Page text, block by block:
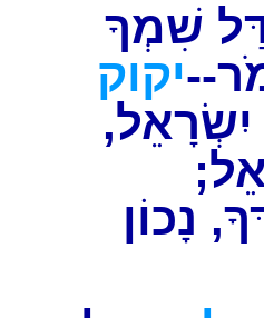
שִׁמְךָ
יקוק
יִשְׂרָאֵל,
נָכוֹן